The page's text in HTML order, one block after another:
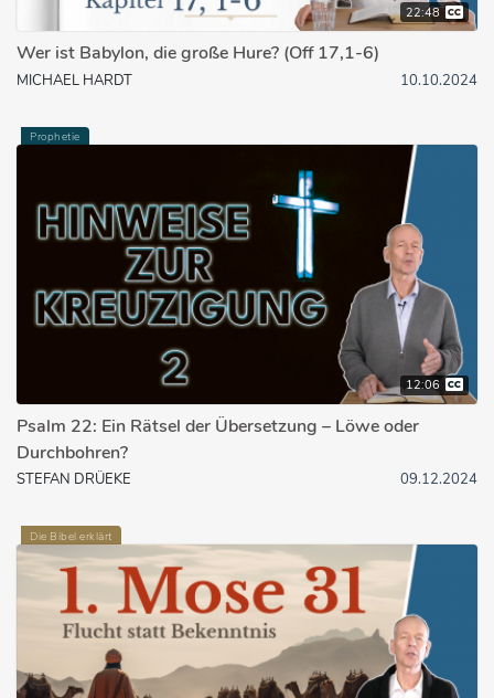
22:48
Wer ist Babylon, die große Hure? (Off 17,1-6)
MICHAEL HARDT 10.10.2024
Prophetie
12:06
Psalm 22: Ein Rätsel der Übersetzung – Löwe oder
Durchbohren?
STEFAN DRÜEKE 09.12.2024
Die Bibel erklärt